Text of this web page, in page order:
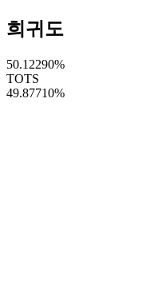
희귀도
50.12290%
TOTS
49.87710%